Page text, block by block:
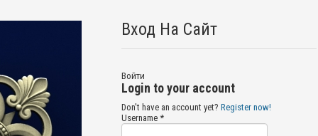
Вход На Сайт
Войти
Login to your account
Don't have an account yet? Register now!
Username *